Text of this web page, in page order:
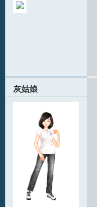
灰姑娘